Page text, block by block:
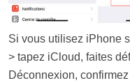
Si vous utilisez iPhone
> tapez iCloud, faites
Déconnexion,